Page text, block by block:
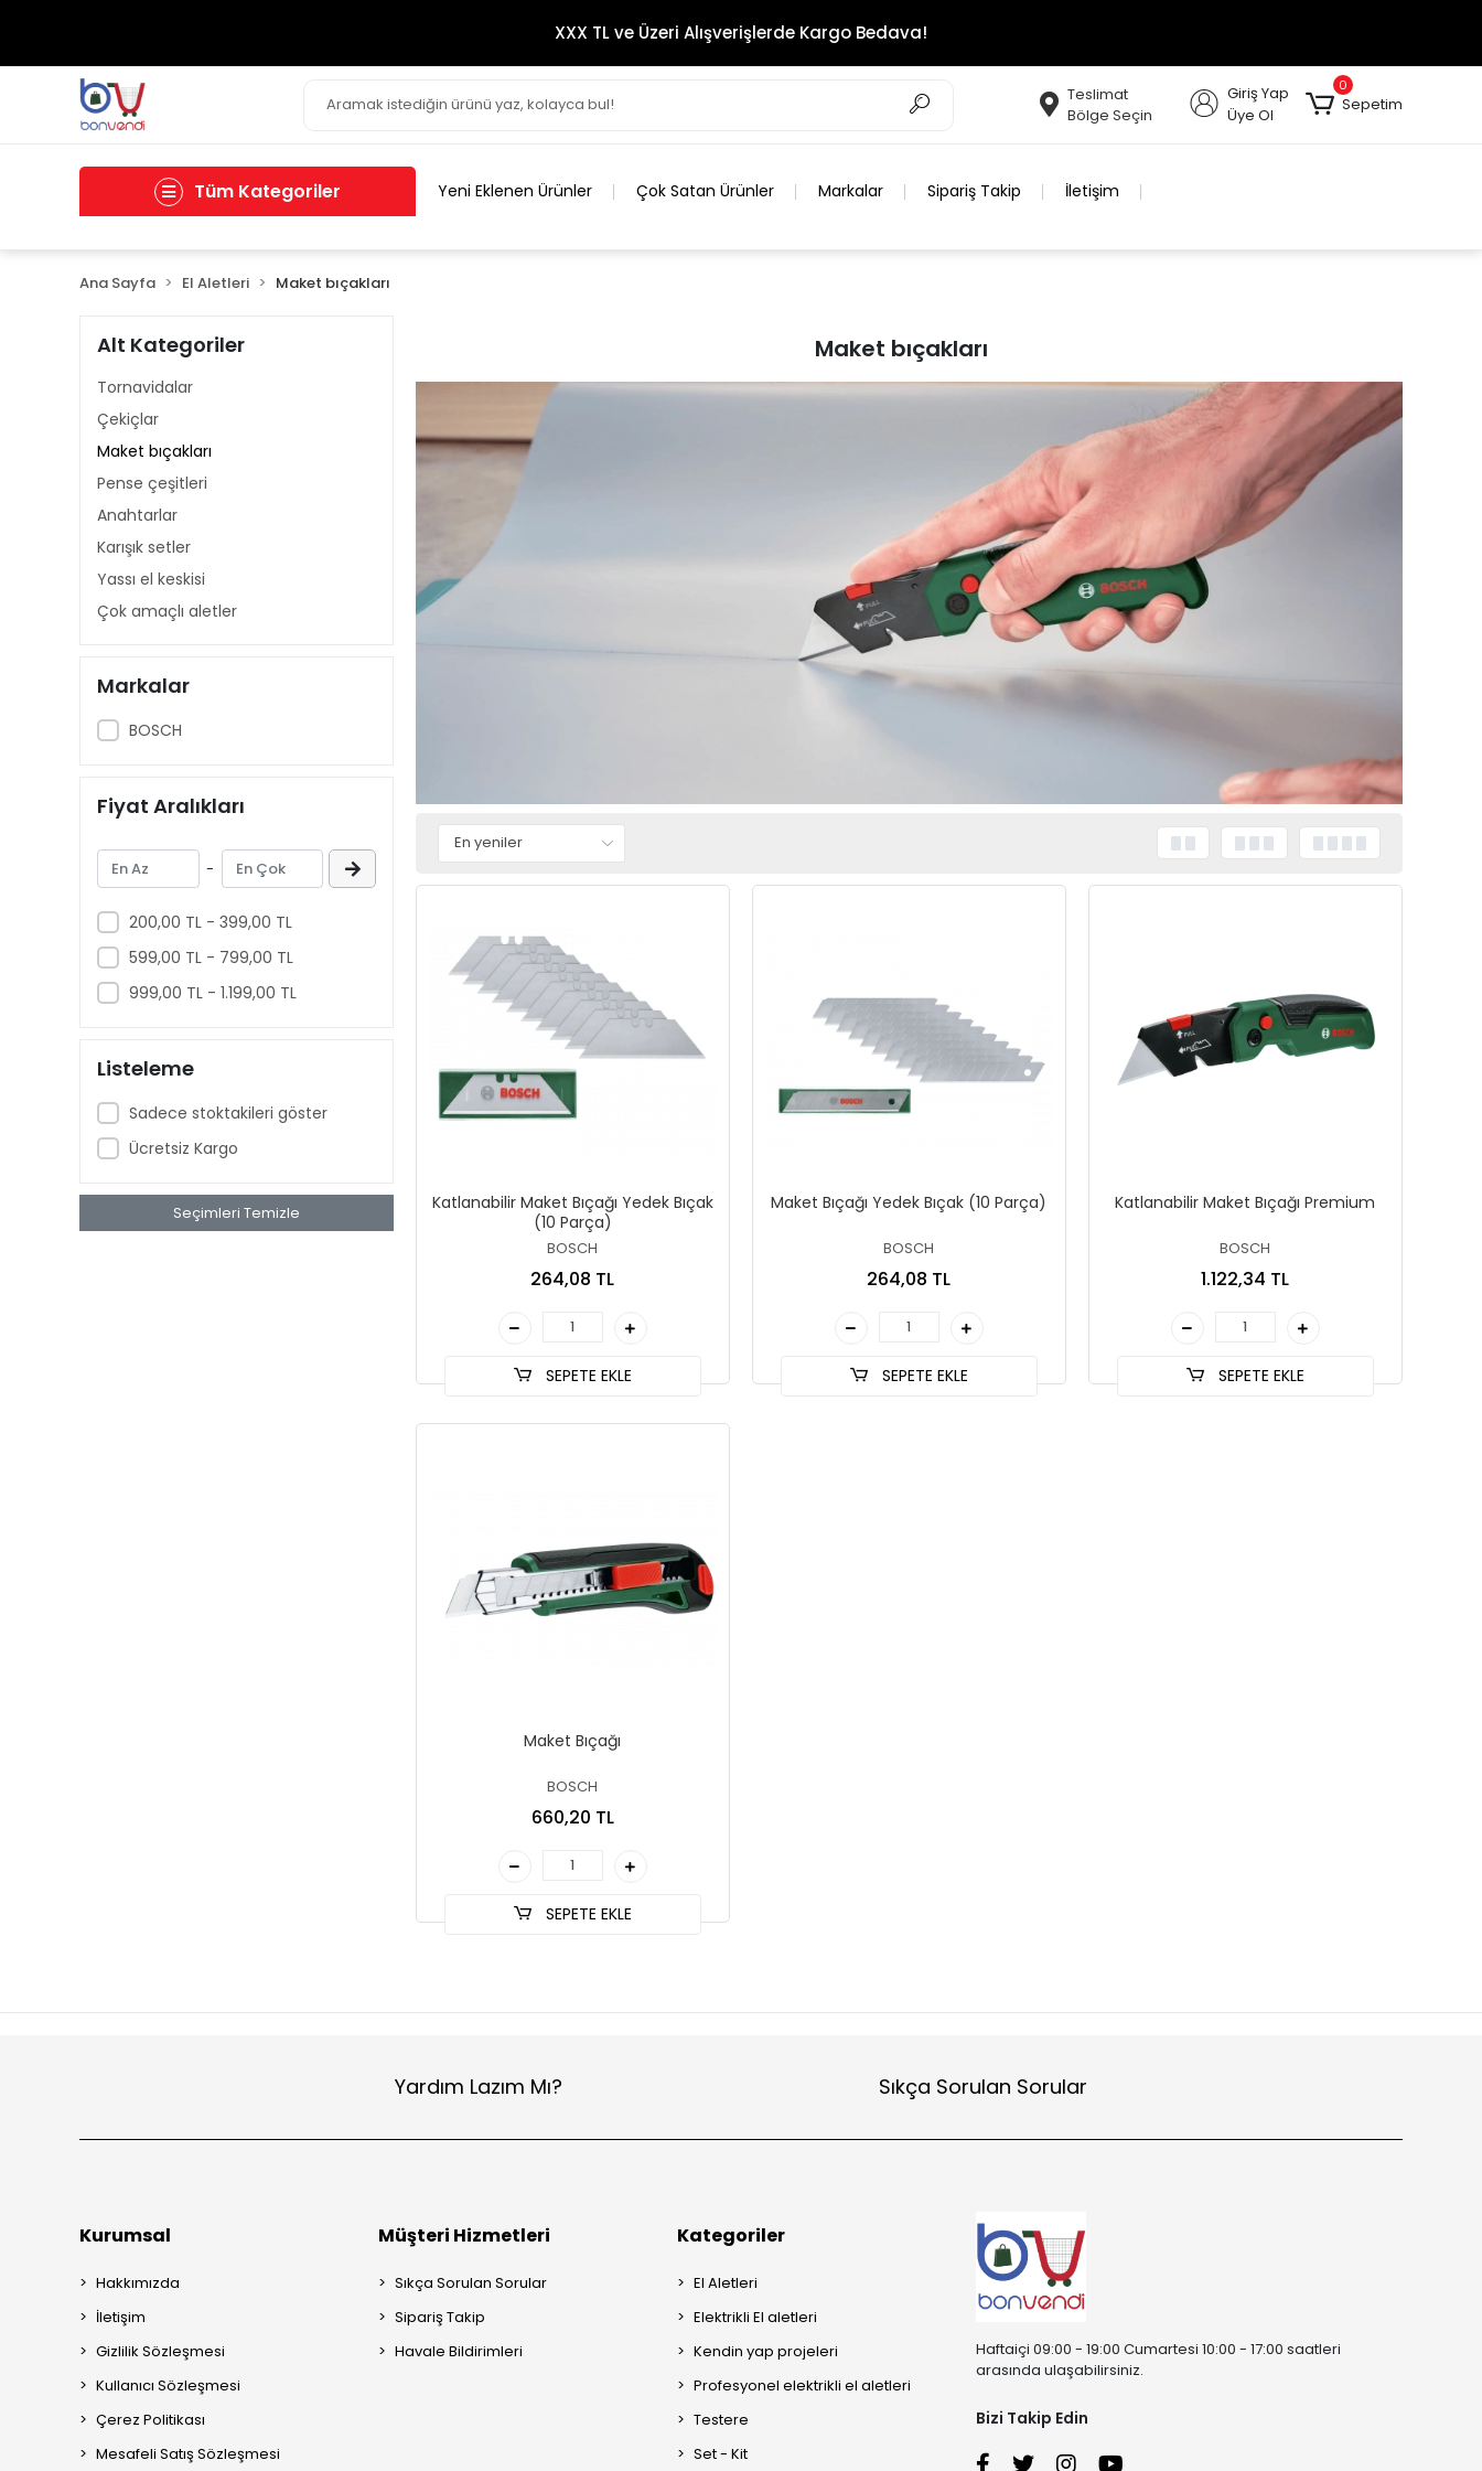
XXX TL ve Üzeri Alışverişlerde Kargo Bedava!
Teslimat
Bölge Seçin
Giriş Yap
Üye Ol
0
Sepetim
Tüm Kategoriler Yeni Eklenen Ürünler Çok Satan Ürünler Markalar Sipariş Takip İletişim
Ana Sayfa El Aletleri Maket bıçakları
Alt Kategoriler
Tornavidalar
Çekiçlar
Maket bıçakları
Pense çeşitleri
Anahtarlar
Karışık setler
Yassı el keskisi
Çok amaçlı aletler
Markalar
BOSCH
Fiyat Aralıkları
-
200,00 TL - 399,00 TL
599,00 TL - 799,00 TL
999,00 TL - 1.199,00 TL
Listeleme
Sadece stoktakileri göster
Ücretsiz Kargo
Seçimleri Temizle
Maket bıçakları
Katlanabilir Maket Bıçağı Yedek Bıçak
(10 Parça)
BOSCH
264,08 TL
SEPETE EKLE
Maket Bıçağı Yedek Bıçak (10 Parça)
BOSCH
264,08 TL
SEPETE EKLE
Katlanabilir Maket Bıçağı Premium
BOSCH
1.122,34 TL
SEPETE EKLE
Maket Bıçağı
BOSCH
660,20 TL
SEPETE EKLE
Yardım Lazım Mı? Sıkça Sorulan Sorular
Kurumsal
Hakkımızda
İletişim
Gizlilik Sözleşmesi
Kullanıcı Sözleşmesi
Çerez Politikası
Mesafeli Satış Sözleşmesi
Müşteri Hizmetleri
Sıkça Sorulan Sorular
Sipariş Takip
Havale Bildirimleri
Kategoriler
El Aletleri
Elektrikli El aletleri
Kendin yap projeleri
Profesyonel elektrikli el aletleri
Testere
Set - Kit
Haftaiçi 09:00 - 19:00 Cumartesi 10:00 - 17:00 saatleri
arasında ulaşabilirsiniz.
Bizi Takip Edin